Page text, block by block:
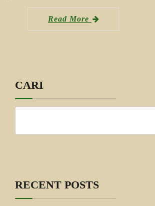
Read More
CARI
RECENT POSTS